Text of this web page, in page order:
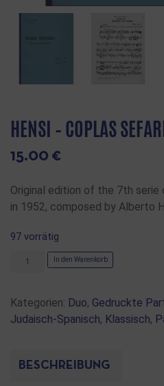
HENSI – COPLAS
15.00 €
Original edition of the 7th
in 1952, composed by Alberto
97 vorrätig
In den Warenkorb
Kategorien: Duo, Gedruckte
Judaisch-Spanisch, Klassisch,
BESCHREIBUNG